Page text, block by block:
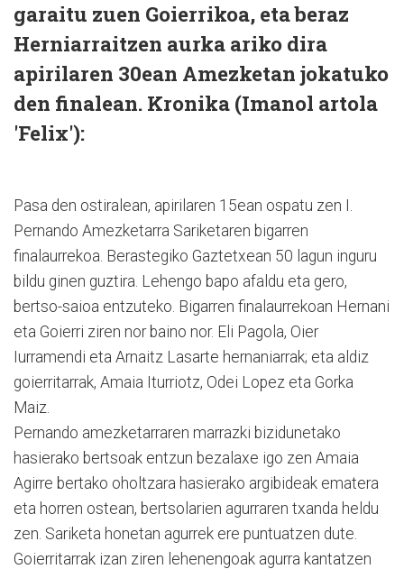
garaitu zuen Goierrikoa, eta beraz
Herniarraitzen aurka ariko dira
apirilaren 30ean Amezketan jokatuko
den finalean. Kronika (Imanol artola
'Felix'):
Pasa den ostiralean, apirilaren 15ean ospatu zen I.
Pernando Amezketarra Sariketaren bigarren
finalaurrekoa. Berastegiko Gaztetxean 50 lagun inguru
bildu ginen guztira. Lehengo bapo afaldu eta gero,
bertso-saioa entzuteko. Bigarren finalaurrekoan Hernani
eta Goierri ziren nor baino nor. Eli Pagola, Oier
Iurramendi eta Arnaitz Lasarte hernaniarrak; eta aldiz
goierritarrak, Amaia Iturriotz, Odei Lopez eta Gorka
Maiz.
Pernando amezketarraren marrazki bizidunetako
hasierako bertsoak entzun bezalaxe igo zen Amaia
Agirre bertako oholtzara hasierako argibideak ematera
eta horren ostean, bertsolarien agurraren txanda heldu
zen. Sariketa honetan agurrek ere puntuatzen dute.
Goierritarrak izan ziren lehenengoak agurra kantatzen